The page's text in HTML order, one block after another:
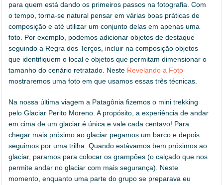
para quem está dando os primeiros passos na fotografia. Com
o tempo, torna-se natural pensar em várias boas práticas de
composição e até utilizar um conjunto delas em apenas uma
foto. Por exemplo, podemos adicionar objetos de destaque
seguindo a Regra dos Terços, incluir na composição objetos
que identifiquem o local e objetos que permitam dimensionar o
tamanho do cenário retratado. Neste Revelando a Foto
mostraremos uma foto em que usamos essas três técnicas.
Na nossa última viagem a Patagônia fizemos o mini trekking
pelo Glaciar Perito Moreno. A propósito, a experiência de andar
em cima de um glaciar é única e vale cada centavo! Para
chegar mais próximo ao glaciar pegamos um barco e depois
seguimos por uma trilha. Quando estávamos bem próximos ao
glaciar, paramos para colocar os grampões (o calçado que nos
permite andar no glaciar com mais segurança). Neste
momento, enquanto uma parte do grupo se preparava eu